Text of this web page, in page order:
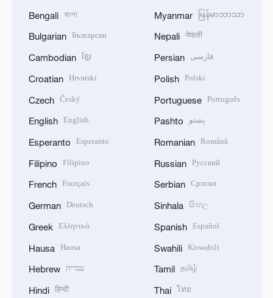
Bengali বাংলা
Bulgarian Български
Cambodian ខ្មែរ
Croatian Hrvatski
Czech Český
English English
Esperanto Esperanto
Filipino Filipino
French Français
German Deutsch
Greek Ελληνικά
Hausa Hausa
Hebrew עברית
Hindi हिन्दी
Myanmar မြန်မာဘာသာ
Nepali नेपाली
Persian فارسی
Polish Polski
Portuguese Português
Pashto پښتو
Romanian Română
Russian Русский
Serbian Српски
Sinhala සිංහල
Spanish Español
Swahili Kiswahili
Tamil தமிழ்
Thai ไทย